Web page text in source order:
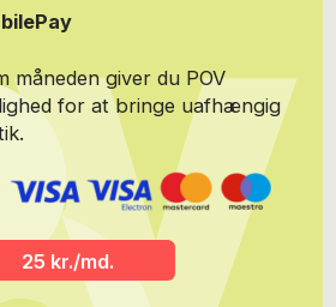
måneden giver du POV
for at bringe uafhængig
25 kr./md.